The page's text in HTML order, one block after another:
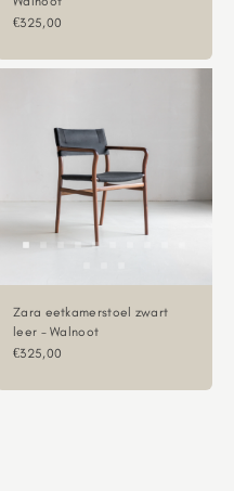
Aanbiedingsprijs
€325,00
Zara eetkamerstoel zwart
leer - Walnoot
Aanbiedingsprijs
€325,00